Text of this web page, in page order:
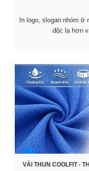
In logo, slogan nhóm ở
độc lạ hơn
VẢI THUN COOLFIT -